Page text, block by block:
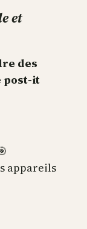
et
des
post-it
appareils